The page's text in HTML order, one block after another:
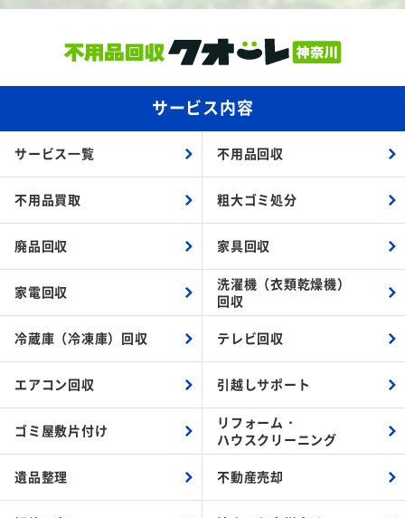
サービス内容
サービス一覧 不用品回収
不用品買取 粗大ゴミ処分
廃品回収 家具回収
家電回収
洗濯機（衣類乾燥機）
回収
冷蔵庫（冷凍庫）回収 テレビ回収
エアコン回収 引越しサポート
ゴミ屋敷片付け
リフォーム・
ハウスクリーニング
遺品整理 不動産売却